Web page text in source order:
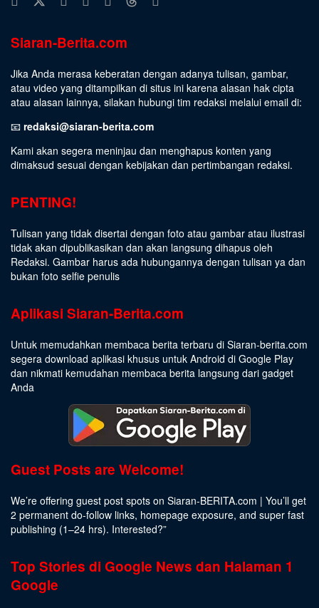
Siaran-Berita.com
Jika Anda merasa keberatan dengan adanya tulisan, gambar,
atau video yang ditampilkan di situs ini karena alasan hak cipta
atau alasan lainnya, silakan hubungi tim redaksi melalui email di:
📧 redaksi@siaran-berita.com
Kami akan segera meninjau dan menghapus konten yang
dimaksud sesuai dengan kebijakan dan pertimbangan redaksi.
PENTING!
Tulisan yang tidak disertai dengan foto atau gambar atau ilustrasi
tidak akan dipublikasikan dan akan langsung dihapus oleh
Redaksi. Gambar harus ada hubungannya dengan tulisan ya dan
bukan foto selfie penulis
Aplikasi Siaran-Berita.com
Untuk memudahkan membaca berita terbaru di Siaran-berita.com
segera download aplikasi khusus untuk Android di Google Play
dan nikmati kemudahan membaca berita langsung dari gadget
Anda
Guest Posts are Welcome!
We’re offering guest post spots on Siaran-BERITA.com | You’ll get
2 permanent do-follow links, homepage exposure, and super fast
publishing (1–24 hrs). Interested?”
Top Stories di Google News dan Halaman 1
Google